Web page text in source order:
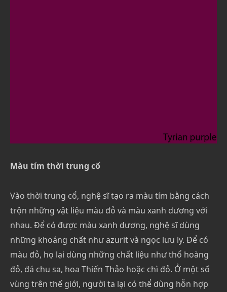
Màu tím thời trung cổ
Vào thời trung cổ, nghệ sĩ tạo ra màu tím bằng cách
trộn những vật liệu màu đỏ và màu xanh dương với
nhau. Để có được màu xanh dương, nghệ sĩ dùng
những khoáng chất như azurit và ngọc lưu ly. Để có
màu đỏ, họ lại dùng những chất liệu như thổ hoàng
đỏ, đá chu sa, hoa Thiến Thảo hoặc chì đỏ. Ở một số
vùng trên thế giới, người ta lại có thể dùng hỗn hợp